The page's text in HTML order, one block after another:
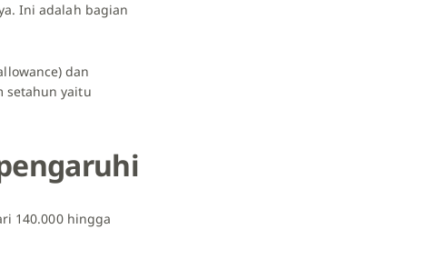
Ini adalah bagian
dan
setahun yaitu
140.000 hingga